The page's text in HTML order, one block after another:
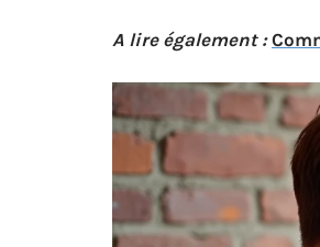
A lire également :